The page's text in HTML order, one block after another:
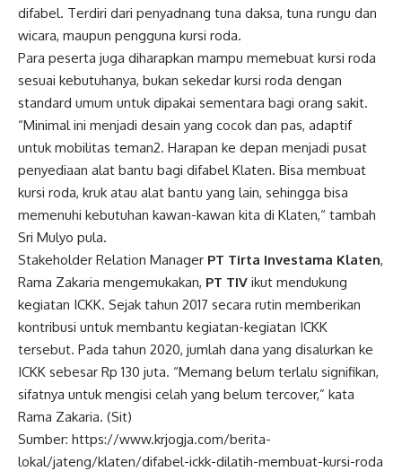
difabel. Terdiri dari penyadnang tuna daksa, tuna rungu dan
wicara, maupun pengguna kursi roda.
Para peserta juga diharapkan mampu memebuat kursi roda
sesuai kebutuhanya, bukan sekedar kursi roda dengan
standard umum untuk dipakai sementara bagi orang sakit.
“Minimal ini menjadi desain yang cocok dan pas, adaptif
untuk mobilitas teman2. Harapan ke depan menjadi pusat
penyediaan alat bantu bagi difabel Klaten. Bisa membuat
kursi roda, kruk atau alat bantu yang lain, sehingga bisa
memenuhi kebutuhan kawan-kawan kita di Klaten,“ tambah
Sri Mulyo pula.
Stakeholder Relation Manager PT Tirta Investama Klaten,
Rama Zakaria mengemukakan, PT TIV ikut mendukung
kegiatan ICKK. Sejak tahun 2017 secara rutin memberikan
kontribusi untuk membantu kegiatan-kegiatan ICKK
tersebut. Pada tahun 2020, jumlah dana yang disalurkan ke
ICKK sebesar Rp 130 juta. “Memang belum terlalu signifikan,
sifatnya untuk mengisi celah yang belum tercover,” kata
Rama Zakaria. (Sit)
Sumber: https://www.krjogja.com/berita-
lokal/jateng/klaten/difabel-ickk-dilatih-membuat-kursi-roda